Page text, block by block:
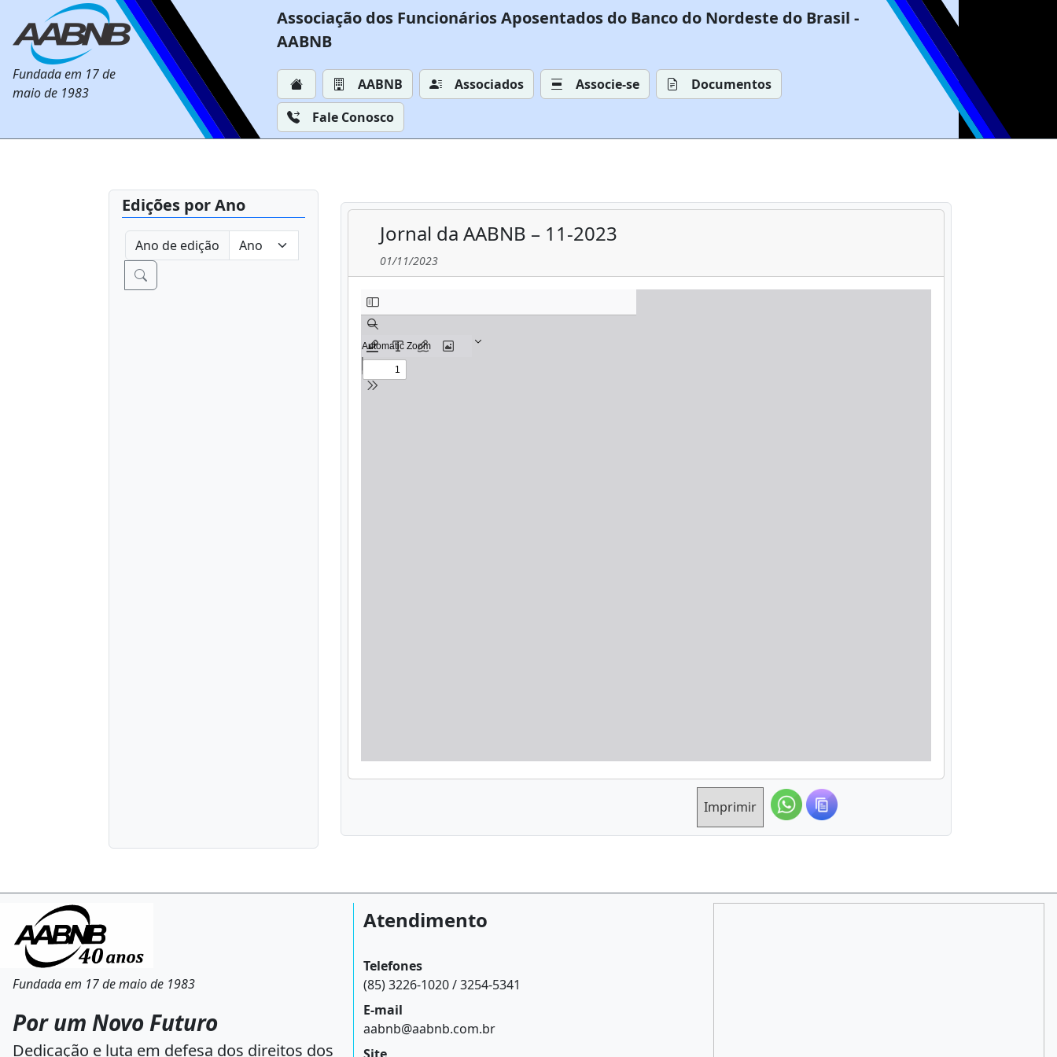
Fundada em 17 de
maio de 1983
Associação dos Funcionários Aposentados do Banco do Nordeste do Brasil -
AABNB
AABNB Associados Associe-se
Documentos
Fale Conosco
Edições por Ano
Ano de edição Jornal da AABNB – 11-2023
01/11/2023
Imprimir
Fundada em 17 de maio de 1983
Por um Novo Futuro
Dedicação e luta em defesa dos direitos dos
Atendimento
Telefones
(85) 3226-1020 / 3254-5341
E-mail
aabnb@aabnb.com.br